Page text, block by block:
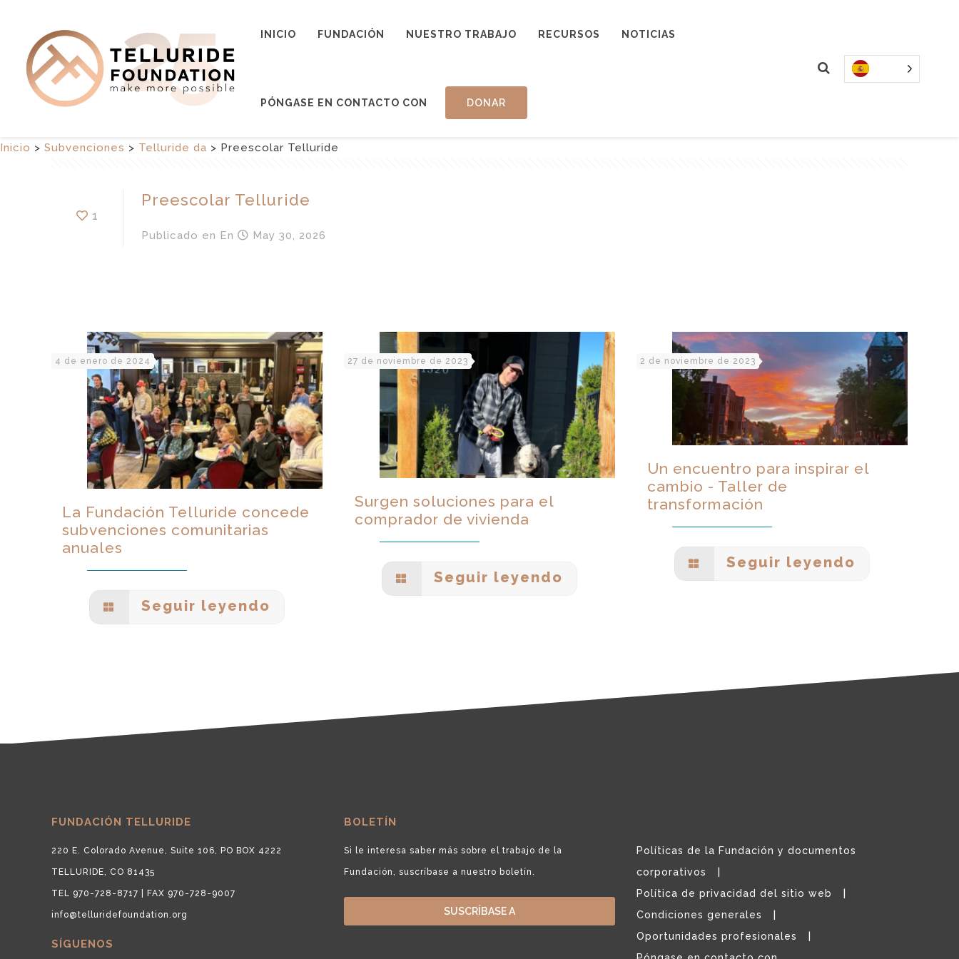
INICIO FUNDACIÓN NUESTRO TRABAJO RECURSOS NOTICIAS
PÓNGASE EN CONTACTO CON DONAR
Inicio > Subvenciones > Telluride da > Preescolar Telluride
1
Preescolar Telluride
Publicado en En May 30, 2026
4 de enero de 2024
La Fundación Telluride concede
subvenciones comunitarias
anuales
Seguir leyendo
27 de noviembre de 2023
Surgen soluciones para el
comprador de vivienda
Seguir leyendo
2 de noviembre de 2023
Un encuentro para inspirar el
cambio - Taller de
transformación
Seguir leyendo
FUNDACIÓN TELLURIDE
220 E. Colorado Avenue, Suite 106, PO BOX 4222
TELLURIDE, CO 81435
TEL 970-728-8717 | FAX 970-728-9007
info@telluridefoundation.org
SÍGUENOS
BOLETÍN
Si le interesa saber más sobre el trabajo de la
Fundación, suscríbase a nuestro boletín.
SUSCRÍBASE A
Políticas de la Fundación y documentos
corporativos
Política de privacidad del sitio web
Condiciones generales
Oportunidades profesionales